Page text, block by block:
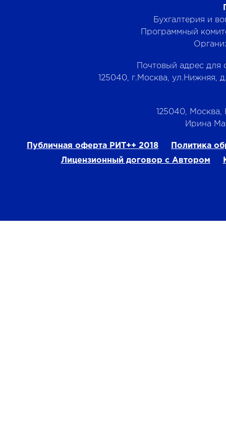
Бухгалтерия и
Программный
Почтовый адрес для
125040, г.Москва, ул.Нижняя,
125040,
‭Ирина
Публичная оферта РИТ++ 2018
Политика
Лицензионный договор с Автором